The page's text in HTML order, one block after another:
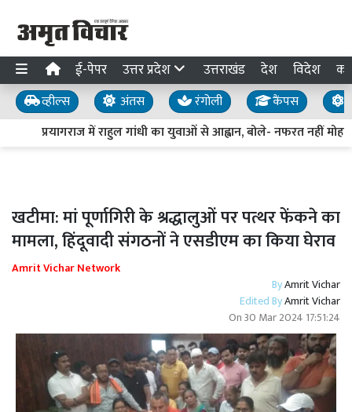
ई-पेपर उत्तर प्रदेश उत्तराखंड देश विदेश
व्हील्स अंतस रंगोली कैंपस
प्रयागराज में राहुल गांधी का युवाओं से आह्वान, बोले- नफरत नहीं
खटीमा: मां पूर्णागिरी के श्रद्धालुओं पर पत्थर फेंकने का
मामला, हिंदूवादी संगठनों ने एसडीएम का किया घेराव
Amrit Vichar Network
ByAmrit Vichar
Edited ByAmrit Vichar
On30 Mar 2024 17:51:24